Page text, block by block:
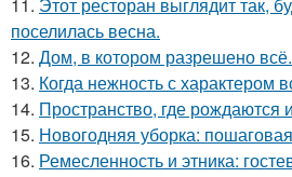
поселилась весна.
12. Дом, в котором разрешено всё.
13. Когда нежность с характером
14. Пространство, где рождаются
15. Новогодняя уборка:
16. Ремесленность и этника: